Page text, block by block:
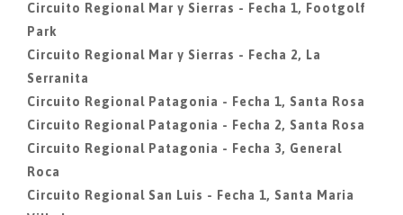
Circuito Regional Mar y Sierras - Fecha 1, Footgolf
Park
Circuito Regional Mar y Sierras - Fecha 2, La
Serranita
Circuito Regional Patagonia - Fecha 1, Santa Rosa
Circuito Regional Patagonia - Fecha 2, Santa Rosa
Circuito Regional Patagonia - Fecha 3, General
Roca
Circuito Regional San Luis - Fecha 1, Santa Maria